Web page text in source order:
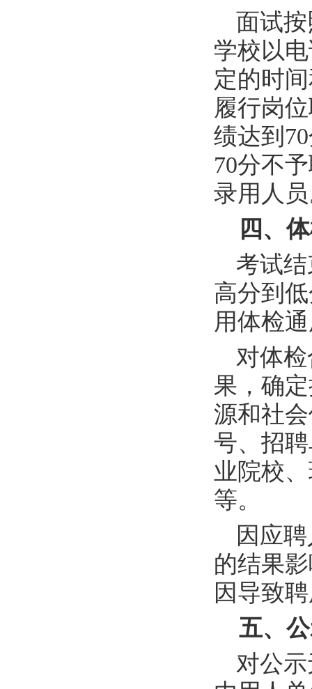
面试
学校以
定的时
履行岗
绩达到 70
70分不
录用人
四、体
考试
高分到
用体检
对体
果，确
源和社
号、招
业院校
等。
因应
的结果
因导致
五、公
对公